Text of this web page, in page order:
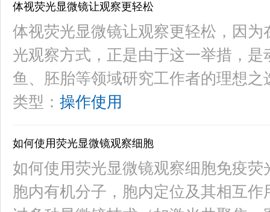
体视荧光显微镜让观察更轻松
体视荧光显微镜让观察更轻松，因
光观察方式，正是由于这一举措，
鱼、胚胎等领域研究工作者的理想之
类型： 操作使用
如何使用荧光显微镜观察细胞
如何使用荧光显微镜观察细胞免疫
胞内有机分子，胞内定位及其相互